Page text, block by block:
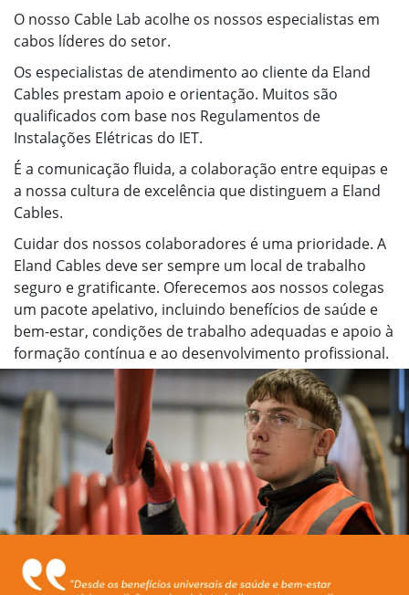
O nosso Cable Lab acolhe os nossos especialistas em
cabos líderes do setor.
Os especialistas de atendimento ao cliente da Eland
Cables prestam apoio e orientação. Muitos são
qualificados com base nos Regulamentos de
Instalações Elétricas do IET.
É a comunicação fluida, a colaboração entre equipas e
a nossa cultura de excelência que distinguem a Eland
Cables.
Cuidar dos nossos colaboradores é uma prioridade. A
Eland Cables deve ser sempre um local de trabalho
seguro e gratificante. Oferecemos aos nossos colegas
um pacote apelativo, incluindo benefícios de saúde e
bem-estar, condições de trabalho adequadas e apoio à
formação contínua e ao desenvolvimento profissional.